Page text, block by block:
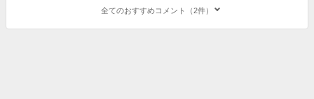
全てのおすすめコメント（2件）